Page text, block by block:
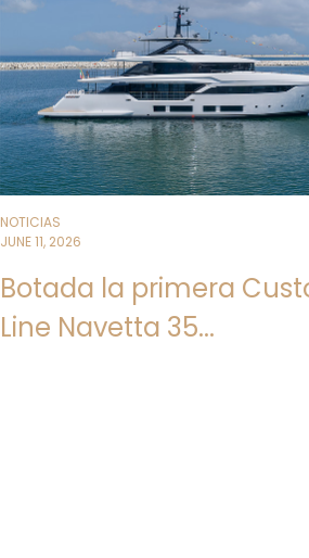
NOTICIAS
JUNE 11, 2026
Botada la primera
Line Navetta 35...